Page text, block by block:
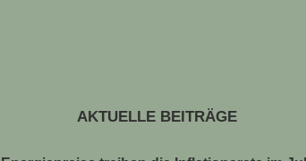
AKTUELLE BEITRÄGE